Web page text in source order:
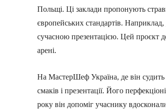
Польщі. Ці заклади пропонують
європейських стандартів.
сучасною презентацією. Цей проєкт
арені.
На МастерШеф Україна, де він судить
смаків і презентації. Його
року він допоміг учаснику